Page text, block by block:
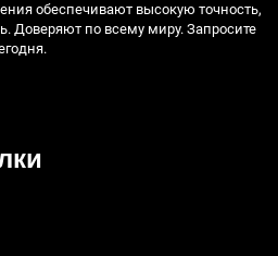
обеспечивают высокую точность,
Доверяют по всему миру. Запросите